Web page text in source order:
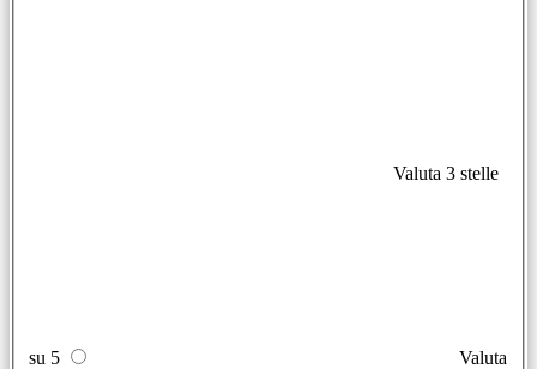
Valuta 3 stelle
su 5
Valuta